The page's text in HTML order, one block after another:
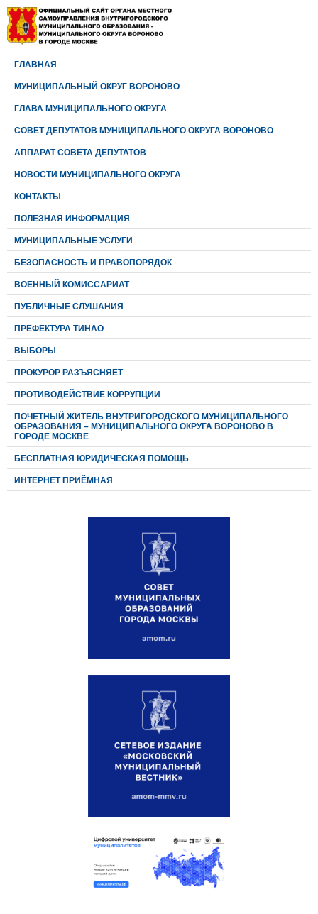
ГЛАВНАЯ
МУНИЦИПАЛЬНЫЙ ОКРУГ ВОРОНОВО
ГЛАВА МУНИЦИПАЛЬНОГО ОКРУГА
CОВЕТ ДЕПУТАТОВ МУНИЦИПАЛЬНОГО ОКРУГА ВОРОНОВО
АППАРАТ СОВЕТА ДЕПУТАТОВ
НОВОСТИ МУНИЦИПАЛЬНОГО ОКРУГА
КОНТАКТЫ
ПОЛЕЗНАЯ ИНФОРМАЦИЯ
МУНИЦИПАЛЬНЫЕ УСЛУГИ
БЕЗОПАСНОСТЬ И ПРАВОПОРЯДОК
ВОЕННЫЙ КОМИССАРИАТ
ПУБЛИЧНЫЕ СЛУШАНИЯ
ПРЕФЕКТУРА ТИНАО
ВЫБОРЫ
ПРОКУРОР РАЗЪЯСНЯЕТ
ПРОТИВОДЕЙСТВИЕ КОРРУПЦИИ
ПОЧЕТНЫЙ ЖИТЕЛЬ ВНУТРИГОРОДСКОГО МУНИЦИПАЛЬНОГО
ОБРАЗОВАНИЯ – МУНИЦИПАЛЬНОГО ОКРУГА ВОРОНОВО В
ГОРОДЕ МОСКВЕ
БЕСПЛАТНАЯ ЮРИДИЧЕСКАЯ ПОМОЩЬ
ИНТЕРНЕТ ПРИЁМНАЯ